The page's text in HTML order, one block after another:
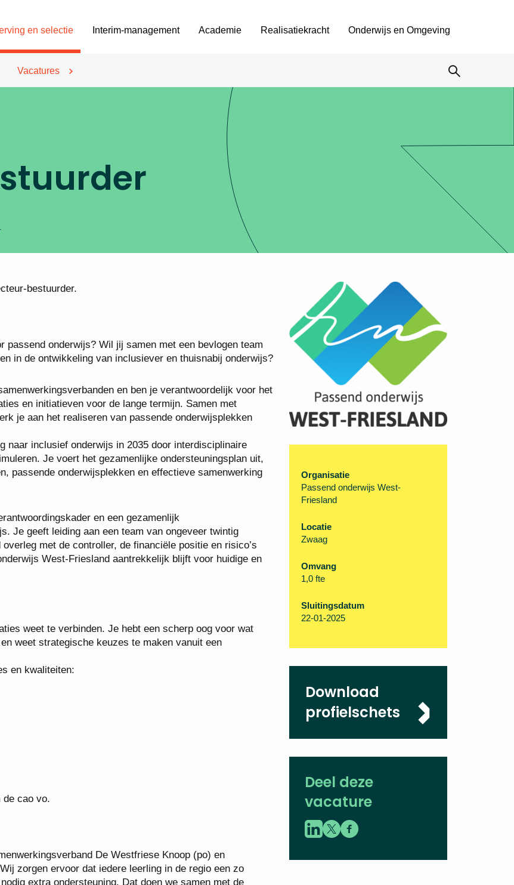
en selectie
Vacatures
Interim-management Academie Realisatiekracht Onderwijs en Omgeving
bestuurder.
onderwijs? Wil jij samen met een bevlogen team
in de ontwikkeling van inclusiever en thuisnabij onderwijs?
en ben je verantwoordelijk voor het
en initiatieven voor de lange termijn. Samen met
je aan het realiseren van passende onderwijsplekken
naar inclusief onderwijs in 2035 door interdisciplinaire
Je voert het gezamenlijke ondersteuningsplan uit,
passende onderwijsplekken en effectieve samenwerking
en een gezamenlijk
Je geeft leiding aan een team van ongeveer twintig
met de controller, de financiële positie en risico’s
West-Friesland aantrekkelijk blijft voor huidige en
weet te verbinden. Je hebt een scherp oog voor wat
weet strategische keuzes te maken vanuit een
en kwaliteiten:
de cao vo.
De Westfriese Knoop (po) en
zorgen ervoor dat iedere leerling in de regio een zo
extra ondersteuning. Dat doen we samen met de
Organisatie
Passend onderwijs West-
Friesland
Locatie
Zwaag
Omvang
1,0 fte
Sluitingsdatum
22-01-2025
Download
profielschets
Deel deze
vacature